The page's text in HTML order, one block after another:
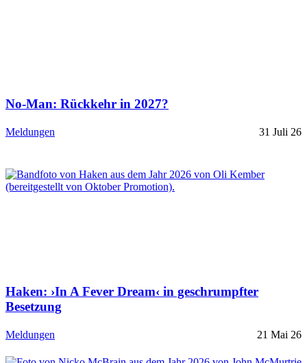
No-Man: Rückkehr in 2027?
Meldungen 31 Juli 26
Haken: ›In A Fever Dream‹ in geschrumpfter
Besetzung
Meldungen 21 Mai 26